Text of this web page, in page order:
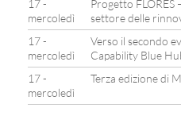
17 -
mercoledì
Progetto FLORES
settore delle
17 -
mercoledì
Verso il secondo
Capability Blue
17 -
mercoledì
Terza edizione di